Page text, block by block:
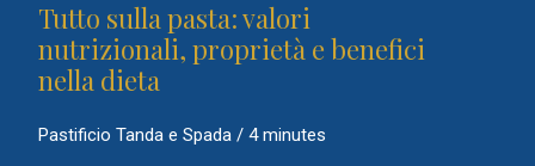
Tutto sulla pasta: valori
nutrizionali, proprietà e benefici
nella dieta
Pastificio Tanda e Spada / 4 minutes